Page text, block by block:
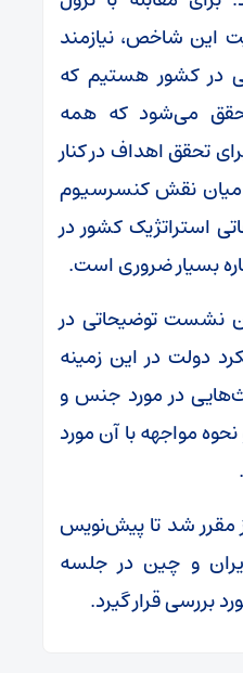
این شاخص، نیازمند
در کشور هستیم که
می‌شود که همه
تحقق اهداف در کنار
میان نقش کنسرسیوم
استراتژیک کشور در
بسیار ضروری است.
نشست توضیحاتی در
دولت در این زمینه
در مورد جنس و
مواجهه با آن مورد
مقرر شد تا پیش‌نویس
و چین در جلسه
بررسی قرار گیرد.